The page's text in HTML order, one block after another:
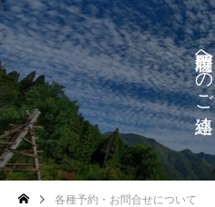
へ
の
ご
各種予約・お問合せについて